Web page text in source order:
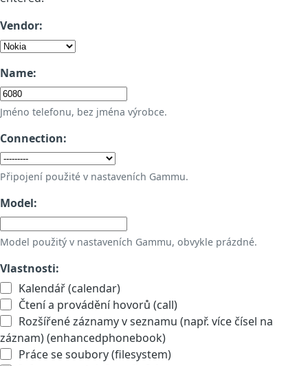
Vendor:
Name:
Jméno telefonu, bez jména výrobce.
Connection:
Připojení použité v nastaveních Gammu.
Model:
Model použitý v nastaveních Gammu, obvykle prázdné.
Vlastnosti:
Kalendář (calendar)
Čtení a provádění hovorů (call)
Rozšířené záznamy v seznamu (např. více čísel na
záznam) (enhancedphonebook)
Práce se soubory (filesystem)